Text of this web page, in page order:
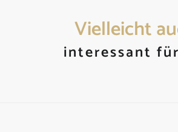
Vielleicht
interessant